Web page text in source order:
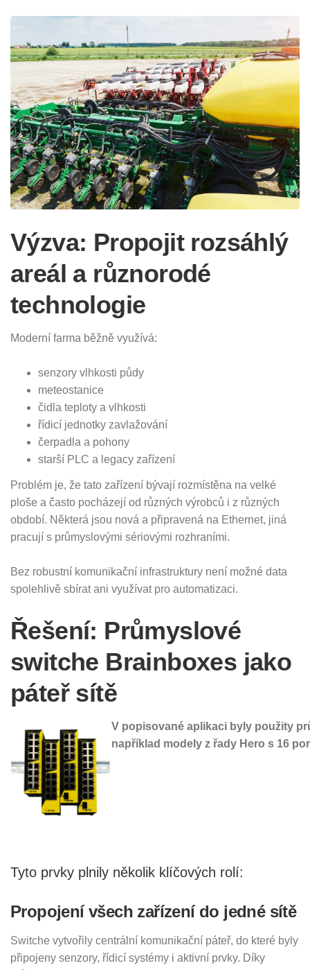
Výzva: Propojit rozsáhlý
areál a různorodé
technologie
Moderní farma běžně využívá:
senzory vlhkosti půdy
meteostanice
čidla teploty a vlhkosti
řídicí jednotky zavlažování
čerpadla a pohony
starší PLC a legacy zařízení
Problém je, že tato zařízení bývají rozmístěna na velké
ploše a často pocházejí od různých výrobců i z různých
období. Některá jsou nová a připravená na Ethernet, jiná
pracují s průmyslovými sériovými rozhraními.
Bez robustní komunikační infrastruktury není možné data
spolehlivě sbírat ani využívat pro automatizaci.
Řešení: Průmyslové
switche Brainboxes jako
páteř sítě
V popisované aplikaci byly použity
například modely z řady Hero s 16
Tyto prvky plnily několik klíčových rolí:
Propojení všech zařízení do jedné sítě
Switche vytvořily centrální komunikační páteř, do které byly
připojeny senzory, řídicí systémy i aktivní prvky. Díky